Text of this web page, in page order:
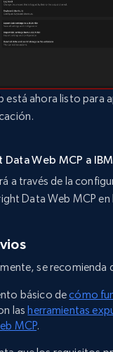
está ahora listo para
Web MCP a
a través de la
Data Web MCP en
se recomienda
básico decómo
lasherramientas
MCP.